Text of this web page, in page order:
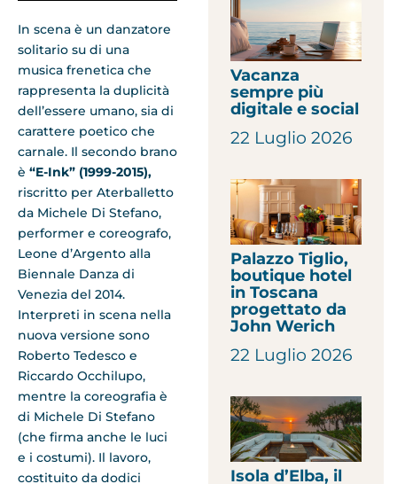
In scena è un danzatore
solitario su di una
musica frenetica che
rappresenta la duplicità
dell’essere umano, sia di
carattere poetico che
carnale. Il secondo brano
è “E-Ink” (1999-2015),
riscritto per Aterballetto
da Michele Di Stefano,
performer e coreografo,
Leone d’Argento alla
Biennale Danza di
Venezia del 2014.
Interpreti in scena nella
nuova versione sono
Roberto Tedesco e
Riccardo Occhilupo,
mentre la coreografia è
di Michele Di Stefano
(che firma anche le luci
e i costumi). Il lavoro,
costituito da dodici
Vacanza
sempre più
digitale e social
22 Luglio 2026
Palazzo Tiglio,
boutique hotel
in Toscana
progettato da
John Werich
22 Luglio 2026
Isola d’Elba, il